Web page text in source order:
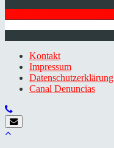
Kontakt
Impressum
Datenschutzerklärung
Canal Denuncias